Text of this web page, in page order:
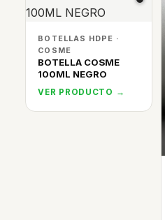
BOTELLAS HDPE ·
COSME
BOTELLA COSME
100ML NEGRO
VER PRODUCTO →